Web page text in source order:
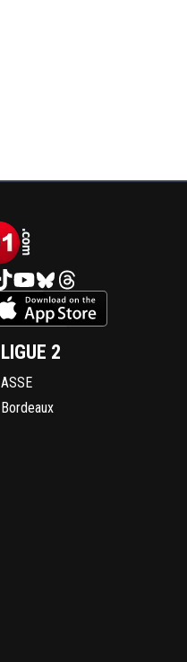
LIGUE 2
ASSE
Bordeaux